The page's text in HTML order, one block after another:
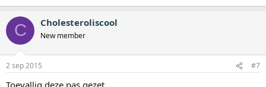
C Cholesteroliscool
New member
2 sep 2015 #7